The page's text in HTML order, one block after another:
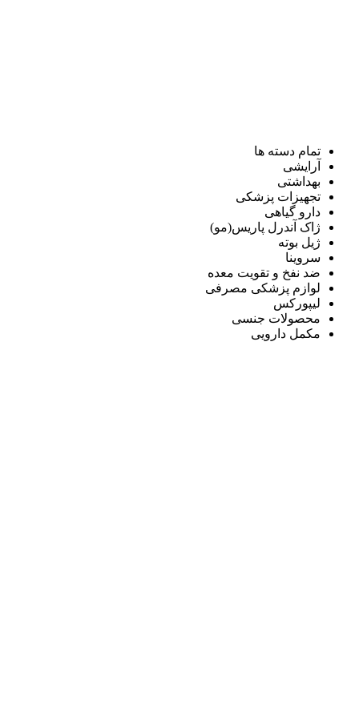
تمام دسته ها
آرایشی
بهداشتی
تجهیزات پزشکی
دارو گیاهی
ژاک آندرل پاریس(مو)
ژیل بوته
سروینا
ضد نفخ و تقویت معده
لوازم پزشکی مصرفی
لیپورکس
محصولات جنسی
مکمل دارویی